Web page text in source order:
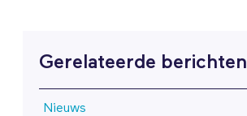
Gerelateerde berichten
Nieuws